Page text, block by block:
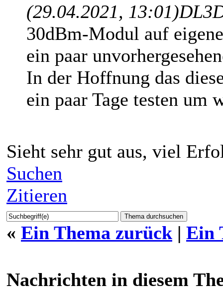
(29.04.2021, 13:01)
30dBm-Modul auf
ein paar
In der Hoffnung das
ein paar Tage testen um
Sieht sehr gut aus, viel
Suchen
Zitieren
« Ein Thema zurück | Ein
Nachrichten in diesem